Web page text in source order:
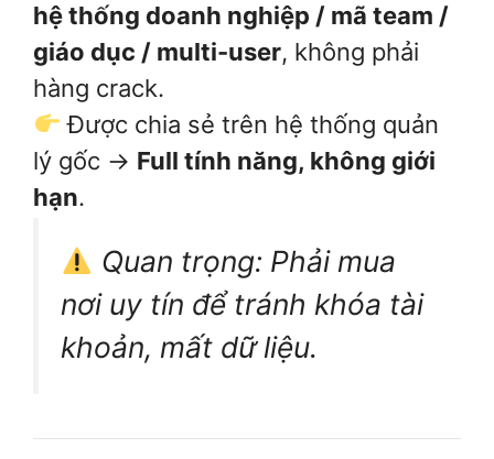
hệ thống doanh nghiệp / mã team /
giáo dục / multi-user, không phải
hàng crack.
Được chia sẻ trên hệ thống quản
lý gốc → Full tính năng, không giới
hạn.
Quan trọng: Phải mua
nơi uy tín để tránh khóa tài
khoản, mất dữ liệu.